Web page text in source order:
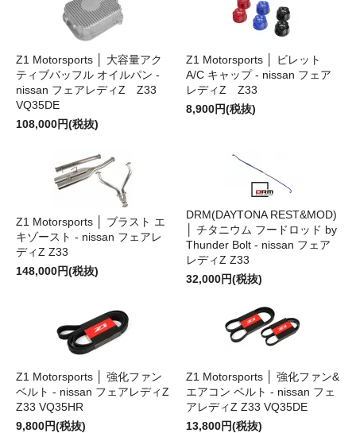
Z1 Motorsports │ 大容量アク
ティブバッフル オイルパン -
nissan フェアレディZ Z33
VQ35DE
108,000円(税抜)
Z1 Motorsports │ ビレット
A/C キャップ - nissan フェア
レディZ Z33
8,900円(税抜)
Z1 Motorsports │ ブラスト エ
キゾースト - nissan フェアレ
ディZ Z33
148,000円(税抜)
DRM(DAYTONA REST&MOD)
│ チタニウム フードロッド by
Thunder Bolt - nissan フェア
レディZ Z33
32,000円(税抜)
Z1 Motorsports │ 強化ファン
ベルト - nissan フェアレディZ
Z33 VQ35HR
9,800円(税抜)
Z1 Motorsports │ 強化ファン&
エアコン ベルト - nissan フェ
アレディZ Z33 VQ35DE
13,800円(税抜)